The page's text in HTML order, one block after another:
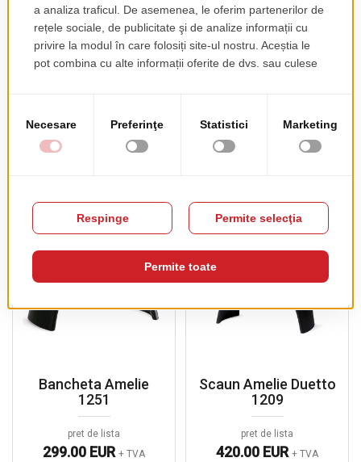
Bancheta Amelie
1251
pret de lista
299.00 EUR + TVA
Scaun Amelie Duetto
1209
pret de lista
420.00 EUR + TVA